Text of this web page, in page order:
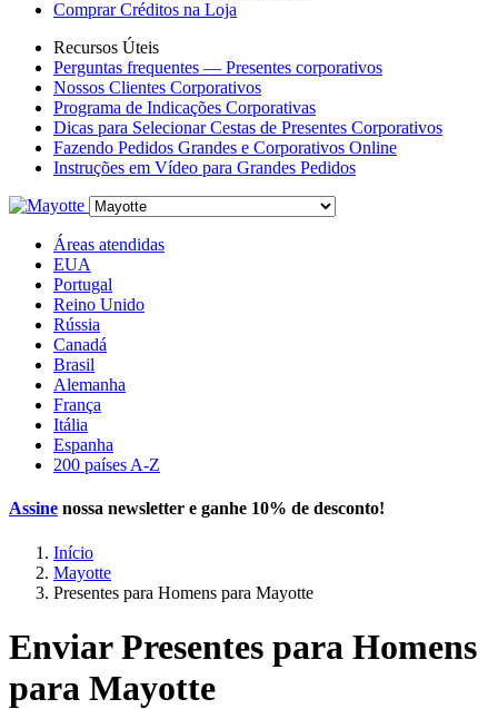
Comprar Créditos na Loja
Recursos Úteis
Perguntas frequentes — Presentes corporativos
Nossos Clientes Corporativos
Programa de Indicações Corporativas
Dicas para Selecionar Cestas de Presentes Corporativos
Fazendo Pedidos Grandes e Corporativos Online
Instruções em Vídeo para Grandes Pedidos
Áreas atendidas
EUA
Portugal
Reino Unido
Rússia
Canadá
Brasil
Alemanha
França
Itália
Espanha
200 países A-Z
Assine nossa newsletter e ganhe 10% de desconto!
Início
Mayotte
Presentes para Homens para Mayotte
Enviar Presentes para Homens
para Mayotte